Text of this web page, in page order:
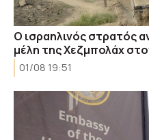
Ο ισραηλινός στρατός
μέλη της Χεζμπολάχ
01/08 19:51